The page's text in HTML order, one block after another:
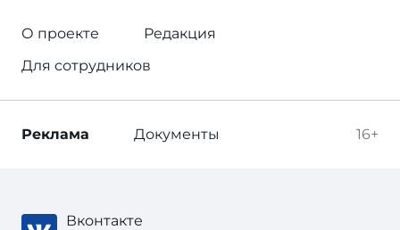
О проекте
Редакция
Для сотрудников
16+
Реклама Документы
Вконтакте